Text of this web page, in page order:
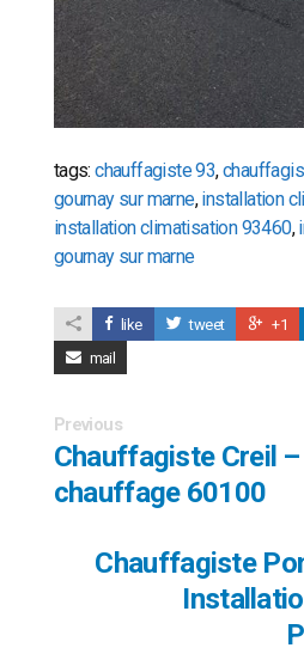
tags:chauffagiste 93,
gournay sur marne,installation
installation climatisation 93460,
gournay sur marne
like tweet +1
mail
Previous
Chauffagiste Creil
chauffage 60100
Chauffagiste